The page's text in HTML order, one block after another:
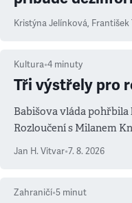
Kristýna Jelínková, František
Kultura•4 minuty
Tři výstřely pro
Babišova vláda
Rozloučení s Milanem
salvy i kritika pokrokářů
Jan H. Vitvar•7. 8. 2026
Zahraničí•5 minut